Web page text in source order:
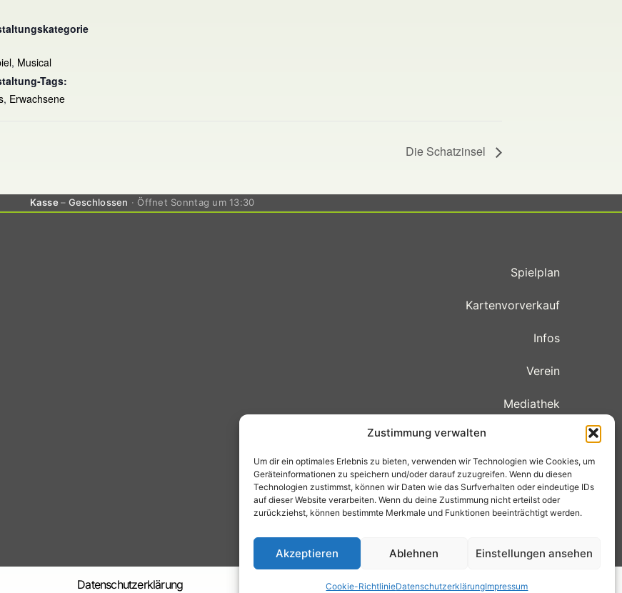
Zustimmung verwalten
Um dir ein optimales Erlebnis zu bieten, verwenden wir Technologien wie Cookies, um
Geräteinformationen zu speichern und/oder darauf zuzugreifen. Wenn du diesen
Technologien zustimmst, können wir Daten wie das Surfverhalten oder eindeutige IDs
auf dieser Website verarbeiten. Wenn du deine Zustimmung nicht erteilst oder
zurückziehst, können bestimmte Merkmale und Funktionen beeinträchtigt werden.
Akzeptieren Ablehnen Einstellungen ansehen
Cookie-RichtlinieDatenschutzerklärungImpressum
, Musical
Tags:
, Erwachsene
Die Schatzinsel
Kasse Geschlossen Öffnet Sonntag um 13:30
Spielplan
Kartenvorverkauf
Infos
Verein
Mediathek
Cookie-Richtlinie (EU)
Datenschutzerklärung Allgemeine Geschäftsbedingungen